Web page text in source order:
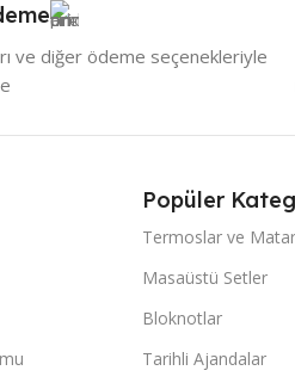
ve diğer ödeme seçenekleriyle
Popüler
Termoslar ve
Masaüstü Setler
Bloknotlar
Tarihli Ajandalar